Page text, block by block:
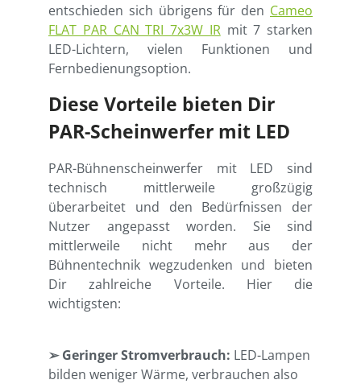
entschieden sich übrigens für den Cameo
FLAT PAR CAN TRI 7x3W IRmit 7 starken
LED-Lichtern, vielen Funktionen und
Fernbedienungsoption.
Diese Vorteile bieten Dir
PAR-Scheinwerfer mit LED
PAR-Bühnenscheinwerfer mit LED sind
technisch mittlerweile großzügig
überarbeitet und den Bedürfnissen der
Nutzer angepasst worden. Sie sind
mittlerweile nicht mehr aus der
Bühnentechnik wegzudenken und bieten
Dir zahlreiche Vorteile. Hier die
wichtigsten:
➢ Geringer Stromverbrauch: LED-Lampen
bilden weniger Wärme, verbrauchen also